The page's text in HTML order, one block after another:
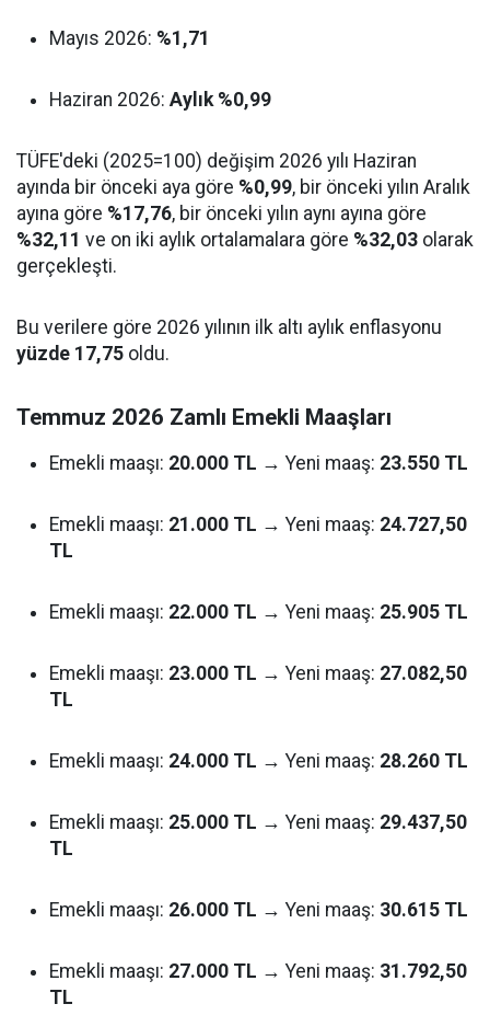
Mayıs 2026: %1,71
Haziran 2026: Aylık %0,99
TÜFE'deki (2025=100) değişim 2026 yılı Haziran
ayında bir önceki aya göre %0,99, bir önceki yılın Aralık
ayına göre %17,76, bir önceki yılın aynı ayına göre
%32,11 ve on iki aylık ortalamalara göre %32,03 olarak
gerçekleşti.
Bu verilere göre 2026 yılının ilk altı aylık enflasyonu
yüzde 17,75 oldu.
Temmuz 2026 Zamlı Emekli Maaşları
Emekli maaşı: 20.000 TL → Yeni maaş: 23.550 TL
Emekli maaşı: 21.000 TL → Yeni maaş: 24.727,50
TL
Emekli maaşı: 22.000 TL → Yeni maaş: 25.905 TL
Emekli maaşı: 23.000 TL → Yeni maaş: 27.082,50
TL
Emekli maaşı: 24.000 TL → Yeni maaş: 28.260 TL
Emekli maaşı: 25.000 TL → Yeni maaş: 29.437,50
TL
Emekli maaşı: 26.000 TL → Yeni maaş: 30.615 TL
Emekli maaşı: 27.000 TL → Yeni maaş: 31.792,50
TL